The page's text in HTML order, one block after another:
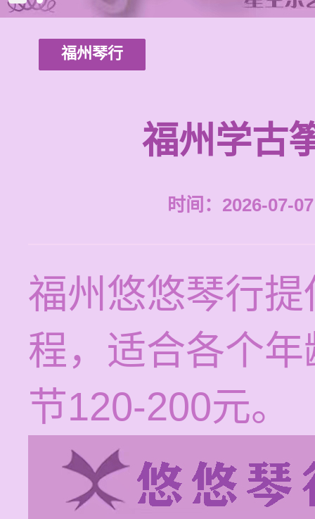
福州琴行
福州学古
时间：2026-07-
福州悠悠琴行
程，适合各个
节120-200元。